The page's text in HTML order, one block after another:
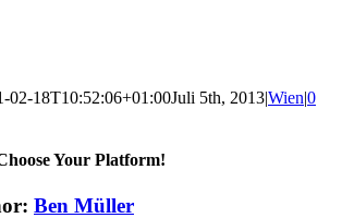
02-18T10:52:06+01:00Juli 5th, 2013|Wien|0
Your Platform!
Ben Müller